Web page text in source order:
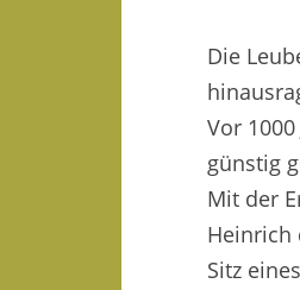
Die
Vor
günstig
Mit der
Heinrich
Sitz